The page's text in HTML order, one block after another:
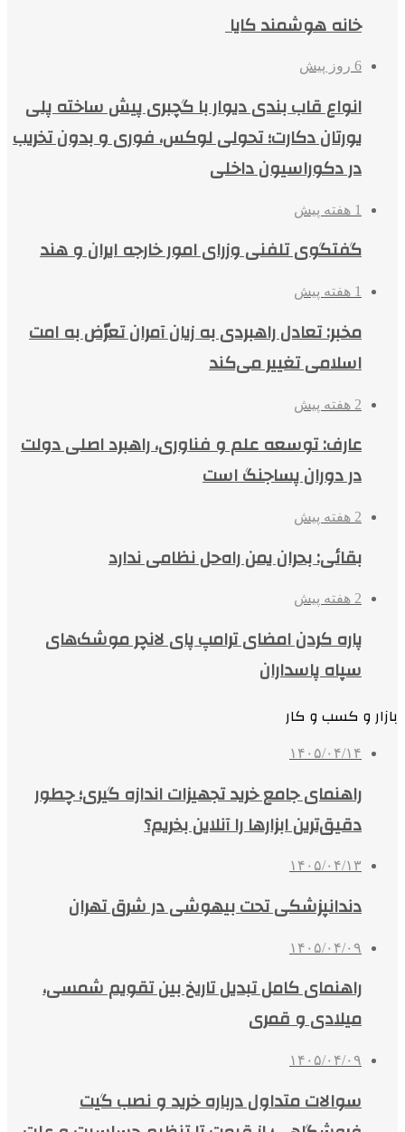
خانه هوشمند کایا
6 روز پیش
انواع قاب بندی دیوار با گچبری پیش ساخته پلی
یورتان دکارت؛ تحولی لوکس، فوری و بدون تخریب
در دکوراسیون داخلی
1 هفته پیش
گفتگوی تلفنی وزرای امور خارجه ایران و هند
1 هفته پیش
مخبر: تعادل راهبردی به زیان آمران تعرّض به امت
اسلامی تغییر می‌کند
2 هفته پیش
عارف: توسعه علم و فناوری، راهبرد اصلی دولت
در دوران پساجنگ است
2 هفته پیش
بقائی: بحران یمن راه‌حل نظامی ندارد
2 هفته پیش
پاره کردن امضای ترامپ پای لانچر موشک‌های
سپاه پاسداران
بازار و کسب و کار
۱۴۰۵/۰۴/۱۴
راهنمای جامع خرید تجهیزات اندازه گیری؛ چطور
دقیق‌ترین ابزارها را آنلاین بخریم؟
۱۴۰۵/۰۴/۱۳
دندانپزشکی تحت بیهوشی در شرق تهران
۱۴۰۵/۰۴/۰۹
راهنمای کامل تبدیل تاریخ بین تقویم شمسی،
میلادی و قمری
۱۴۰۵/۰۴/۰۹
سوالات متداول درباره خرید و نصب گیت